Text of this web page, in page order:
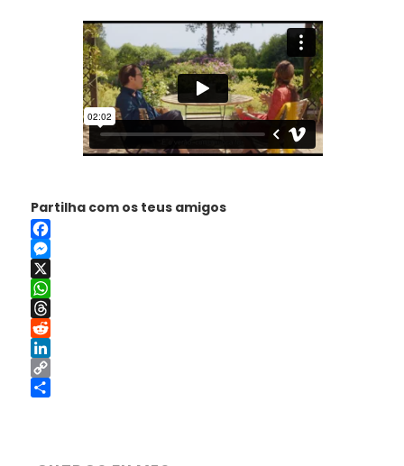
Partilha com os teus amigos
Facebook
Messenger
X
WhatsApp
Threads
Reddit
LinkedIn
Copy